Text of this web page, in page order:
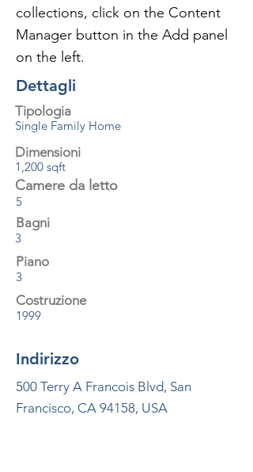
collections, click on the Content
Manager button in the Add panel
on the left.
Dettagli
Tipologia
Single Family Home
Dimensioni
1,200 sqft
Camere da letto
5
Bagni
3
Piano
3
Costruzione
1999
Indirizzo
500 Terry A Francois Blvd, San
Francisco, CA 94158, USA